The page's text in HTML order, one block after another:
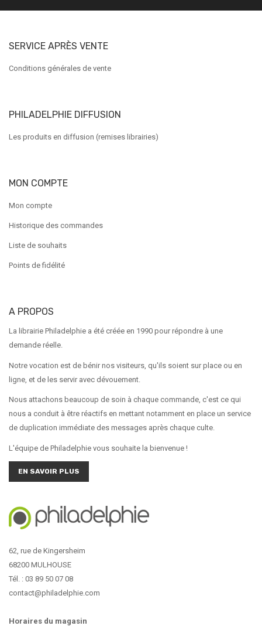
SERVICE APRÈS VENTE
Conditions générales de vente
PHILADELPHIE DIFFUSION
Les produits en diffusion (remises librairies)
MON COMPTE
Mon compte
Historique des commandes
Liste de souhaits
Points de fidélité
A PROPOS
La librairie Philadelphie a été créée en 1990 pour répondre à une
demande réelle.
Notre vocation est de bénir nos visiteurs, qu'ils soient sur place ou en
ligne, et de les servir avec dévouement.
Nous attachons beaucoup de soin à chaque commande, c'est ce qui
nous a conduit à être réactifs en mettant notamment en place un service
de duplication immédiate des messages après chaque culte.
L'équipe de Philadelphie vous souhaite la bienvenue !
EN SAVOIR PLUS
62, rue de Kingersheim
68200 MULHOUSE
Tél. : 03 89 50 07 08
contact@philadelphie.com
Horaires du magasin